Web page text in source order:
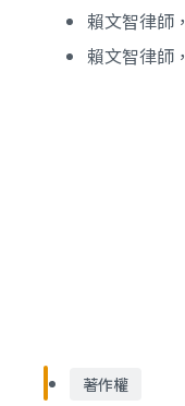
賴文智律師，
賴文智律師，
著作權